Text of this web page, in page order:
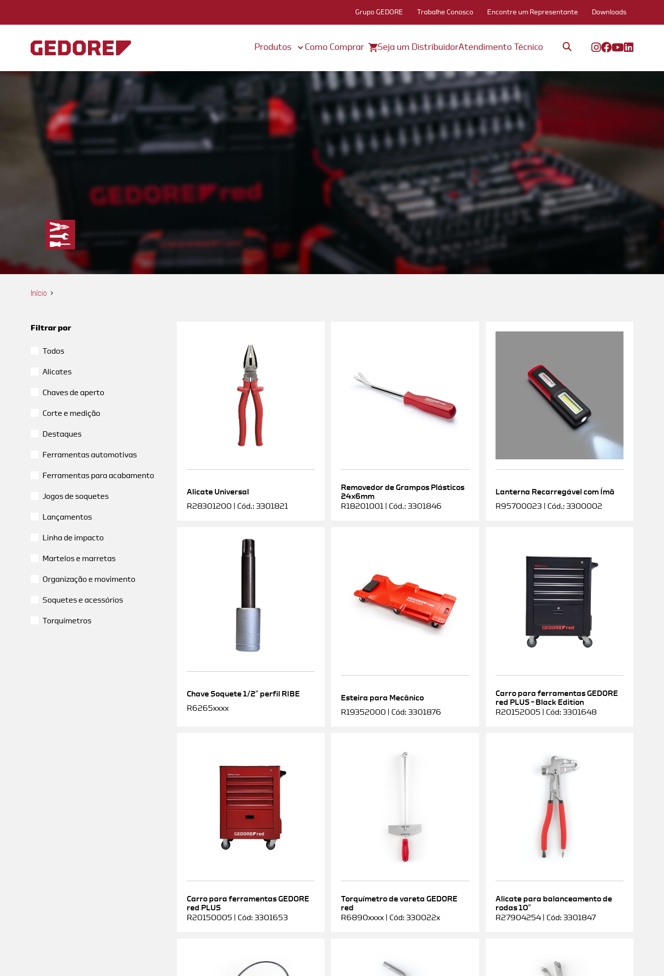
Grupo GEDORE Trabalhe Conosco Encontre um Representante Downloads
Produtos Como Comprar Seja um DistribuidorAtendimento Técnico
Início
Filtrar por
Todos
Alicates
Chaves de aperto
Corte e medição
Destaques
Ferramentas automotivas
Ferramentas para acabamento
Jogos de soquetes
Lançamentos
Linha de impacto
Martelos e marretas
Organização e movimento
Soquetes e acessórios
Torquímetros
Alicate Universal
R28301200 | Cód.: 3301821
Removedor de Grampos Plásticos
24x6mm
R18201001 | Cód.: 3301846
Lanterna Recarregável com Ímã
R95700023 | Cód.: 3300002
Chave Soquete 1/2″ perfil RIBE
R6265xxxx
Esteira para Mecânico
R19352000 | Cód: 3301876
Carro para ferramentas GEDORE
red PLUS – Black Edition
R20152005 | Cód: 3301648
Carro para ferramentas GEDORE
red PLUS
R20150005 | Cód: 3301653
Torquímetro de vareta GEDORE
red
R6890xxxx | Cód: 330022x
Alicate para balanceamento de
rodas 10″
R27904254 | Cód: 3301847